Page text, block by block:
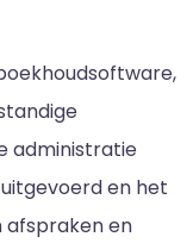
administratie
en het
afspraken en